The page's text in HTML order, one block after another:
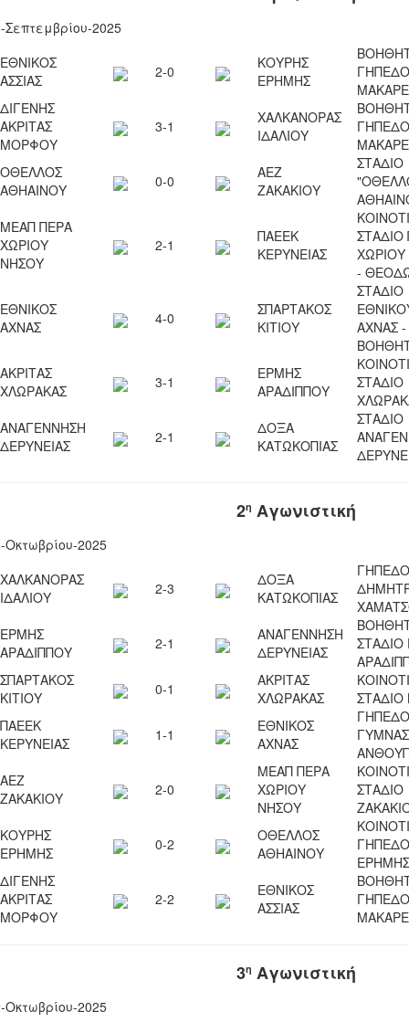
Σεπτεμβρίου-2025
ΕΘΝΙΚΟΣ
ΑΣΣΙΑΣ
2-0
ΚΟΥΡΗΣ
ΕΡΗΜΗΣ
ΓΗΠΕΔΟ
ΔΙΓΕΝΗΣ
ΑΚΡΙΤΑΣ
ΜΟΡΦΟΥ
3-1
ΧΑΛΚΑΝΟΡΑΣ
ΙΔΑΛΙΟΥ
ΓΗΠΕΔΟ
ΟΘΕΛΛΟΣ
ΑΘΗΑΙΝΟΥ
0-0
ΑΕΖ
ΖΑΚΑΚΙΟΥ
ΣΤΑΔΙΟ
ΜΕΑΠ ΠΕΡΑ
ΧΩΡΙΟΥ
ΝΗΣΟΥ
2-1
ΠΑΕΕΚ
ΚΕΡΥΝΕΙΑΣ
ΣΤΑΔΙΟ
-
ΕΘΝΙΚΟΣ
ΑΧΝΑΣ
4-0
ΣΠΑΡΤΑΚΟΣ
ΚΙΤΙΟΥ
ΣΤΑΔΙΟ
ΑΧΝΑΣ -
ΑΚΡΙΤΑΣ
ΧΛΩΡΑΚΑΣ
3-1
ΕΡΜΗΣ
ΑΡΑΔΙΠΠΟΥ
ΣΤΑΔΙΟ
ΑΝΑΓΕΝΝΗΣΗ
ΔΕΡΥΝΕΙΑΣ
2-1
ΔΟΞΑ
ΚΑΤΩΚΟΠΙΑΣ
ΣΤΑΔΙΟ
2η Αγωνιστική
Οκτωβρίου-2025
ΧΑΛΚΑΝΟΡΑΣ
ΙΔΑΛΙΟΥ
2-3
ΔΟΞΑ
ΚΑΤΩΚΟΠΙΑΣ
ΓΗΠΕΔΟ
ΕΡΜΗΣ
ΑΡΑΔΙΠΠΟΥ
2-1
ΑΝΑΓΕΝΝΗΣΗ
ΔΕΡΥΝΕΙΑΣ
ΣΠΑΡΤΑΚΟΣ
ΚΙΤΙΟΥ
0-1
ΑΚΡΙΤΑΣ
ΧΛΩΡΑΚΑΣ
ΣΤΑΔΙΟ
ΠΑΕΕΚ
ΚΕΡΥΝΕΙΑΣ
1-1
ΕΘΝΙΚΟΣ
ΑΧΝΑΣ
ΓΗΠΕΔΟ
ΑΕΖ
ΖΑΚΑΚΙΟΥ
2-0
ΜΕΑΠ ΠΕΡΑ
ΧΩΡΙΟΥ
ΝΗΣΟΥ
ΣΤΑΔΙΟ
ΚΟΥΡΗΣ
ΕΡΗΜΗΣ
0-2
ΟΘΕΛΛΟΣ
ΑΘΗΑΙΝΟΥ
ΓΗΠΕΔΟ
ΕΡΗΜΗΣ
ΔΙΓΕΝΗΣ
ΑΚΡΙΤΑΣ
ΜΟΡΦΟΥ
2-2
ΕΘΝΙΚΟΣ
ΑΣΣΙΑΣ
ΓΗΠΕΔΟ
3η Αγωνιστική
Οκτωβρίου-2025